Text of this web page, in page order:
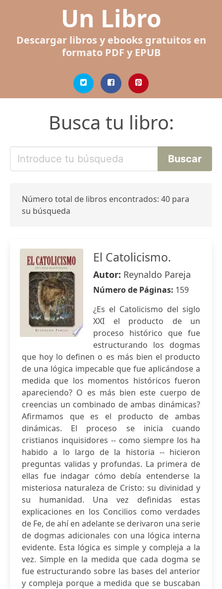
Un Libro
Descargar libros y ebooks gratuitos en
formato PDF y EPUB
Busca tu libro:
Número total de libros encontrados: 40 para
su búsqueda
El Catolicismo.
Autor: Reynaldo Pareja
Número de Páginas: 159
¿Es el Catolicismo del siglo
XXI el producto de un
proceso histórico que fue
estructurando los dogmas
que hoy lo definen o es más bien el producto
de una lógica impecable que fue aplicándose a
medida que los momentos históricos fueron
apareciendo? O es más bien este cuerpo de
creencias un combinado de ambas dinámicas?
Afirmamos que es el producto de ambas
dinámicas. El proceso se inicia cuando
cristianos inquisidores -- como siempre los ha
habido a lo largo de la historia -- hicieron
preguntas validas y profundas. La primera de
ellas fue indagar cómo debía entenderse la
misteriosa naturaleza de Cristo: su divinidad y
su humanidad. Una vez definidas estas
explicaciones en los Concilios como verdades
de Fe, de ahí en adelante se derivaron una serie
de dogmas adicionales con una lógica interna
evidente. Esta lógica es simple y compleja a la
vez. Simple en la medida que cada dogma se
fue estructurando sobre las bases del anterior
y compleja porque a medida que se buscaban